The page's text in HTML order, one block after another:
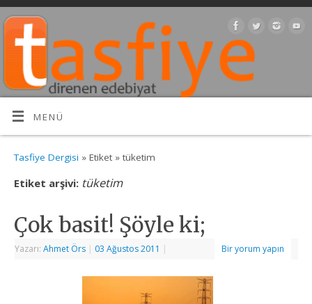
MENÜ
Tasfiye Dergisi » Etiket » tüketim
Etiket arşivi: tüketim
Çok basit! Şöyle ki;
Yazarı:Ahmet Örs | 03 Ağustos 2011 | Bir yorum yapın